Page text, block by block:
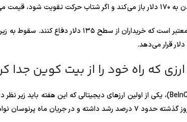
اما این سناریو تنها در صورتی معتبر است که